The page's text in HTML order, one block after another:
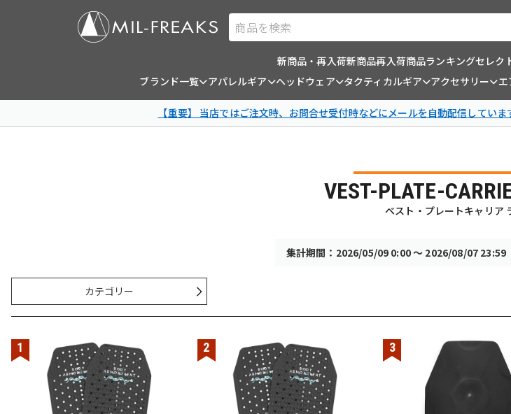
商品を検索
新商品・再入荷新商品再入荷商品ランキングセレク
ブランド一覧
アパレルギア ヘッドウェア タクティカルギア アクセサリー
【重要】 当店ではご注文時、お問合せ受付時などにメールを自動配信してい
VEST-PLATE-
ベスト・プレートキャリア
集計期間：2026/05/09 0:00 〜 2026/08/07 23:59
カテゴリー